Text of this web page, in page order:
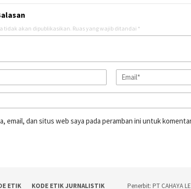
tidak akan dipublikasikan. Ruas yang wajib ditandai *
email, dan situs web saya pada peramban ini untuk
ETIK KODE ETIK JURNALISTIK Penerbit: PT CAHAYA